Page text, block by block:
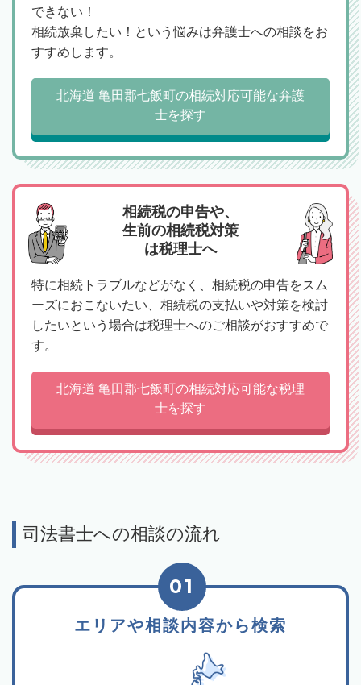
できない！
相続放棄したい！という悩みは弁護士への相談をお
すすめします。
北海道 亀田郡七飯町の相続対応可能な弁護
士を探す
相続税の申告や、
生前の相続税対策
は税理士へ
特に相続トラブルなどがなく、相続税の申告をスム
ーズにおこないたい、相続税の支払いや対策を検討
したいという場合は税理士へのご相談がおすすめで
す。
北海道 亀田郡七飯町の相続対応可能な税理
士を探す
司法書士への相談の流れ
エリアや相談内容から検索
01